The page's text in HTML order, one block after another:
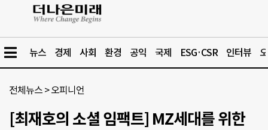
뉴스 경제 사회 환경 공익 국제 ESG·CSR 인터뷰
전체뉴스 >오피니언
[최재호의 소셜 임팩트] MZ세대를 위한